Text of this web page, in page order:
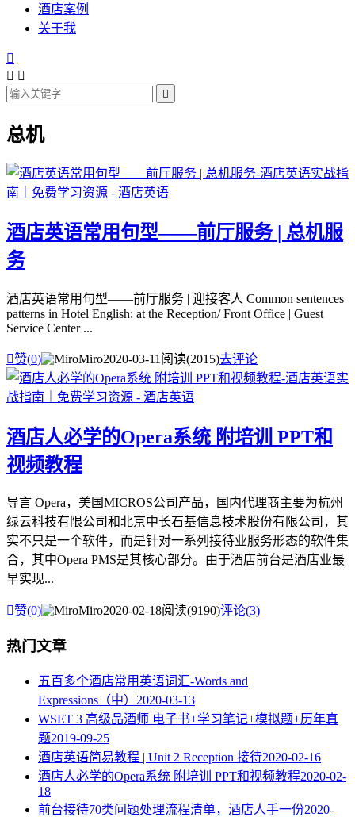
酒店案例
关于我

 

总机
酒店英语常用句型——前厅服务 | 总机服
务
酒店英语常用句型——前厅服务 | 迎接客人 Common sentences
patterns in Hotel English: at the Reception/ Front Office | Guest
Service Center ...
赞(0) Miro2020-03-11 阅读(2015)去评论
酒店人必学的Opera系统 附培训 PPT和
视频教程
导言 Opera，美国MICROS公司产品，国内代理商主要为杭州
绿云科技有限公司和北京中长石基信息技术股份有限公司，其
实不只是一个软件，而是针对一系列接待业服务形态的软件集
合，其中Opera PMS是其核心部分。由于酒店前台是酒店业最
早实现...
赞(0) Miro2020-02-18阅读(9190)评论(3)
热门文章
五百多个酒店常用英语词汇-Words and
Expressions（中） 2020-03-13
WSET 3 高级品酒师 电子书+学习笔记+模拟题+历年真
题2019-09-25
酒店英语简易教程 | Unit 2 Reception 接待2020-02-16
酒店人必学的Opera系统 附培训 PPT和视频教程2020-02-
18
​前台接待70类问题处理流程清单，酒店人手一份2020-